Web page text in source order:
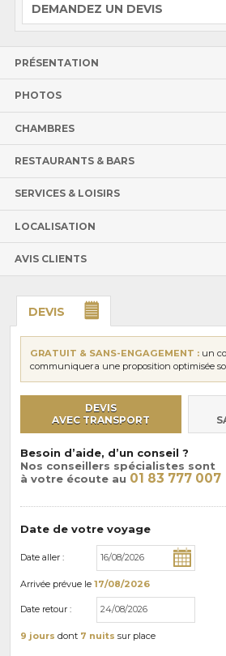
DEMANDEZ UN DEVIS
PRÉSENTATION
PHOTOS
CHAMBRES
RESTAURANTS & BARS
SERVICES & LOISIRS
LOCALISATION
AVIS CLIENTS
DEVIS
GRATUIT & SANS-ENGAGEMENT : un
communiquera une proposition optimisée
DEVIS
AVEC TRANSPORT
Besoin d’aide, d’un conseil ?
Nos conseillers spécialistes sont
à votre écoute au 01 83 777 007
Date de votre voyage
Date aller :
Arrivée prévue le 17/08/2026
Date retour :
9 jours dont 7 nuits sur place